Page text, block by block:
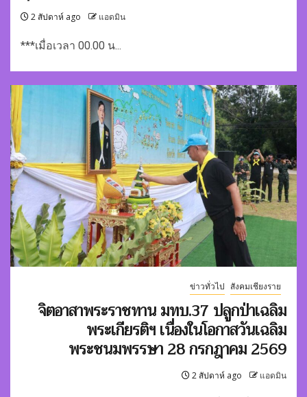
2 สัปดาห์ ago แอดมิน
***เมื่อเวลา 00.00 น...
ข่าวทั่วไป สังคมเชียงราย
จิตอาสาพระราชทาน มทบ.37 ปลูกป่าเฉลิม
พระเกียรติฯ เนื่องในโอกาสวันเฉลิม
พระชนมพรรษา 28 กรกฎาคม 2569
2 สัปดาห์ ago แอดมิน